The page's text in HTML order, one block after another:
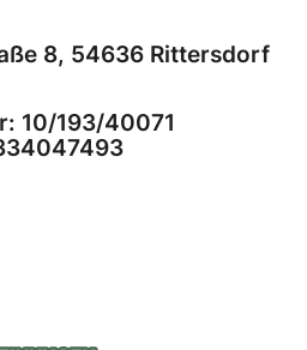
8, 54636 Rittersdorf
10/193/40071